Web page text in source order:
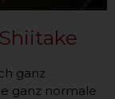
ganz
ganz normale